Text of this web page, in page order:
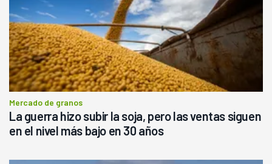
Mercado de granos
La guerra hizo subir la soja, pero las ventas siguen
en el nivel más bajo en 30 años